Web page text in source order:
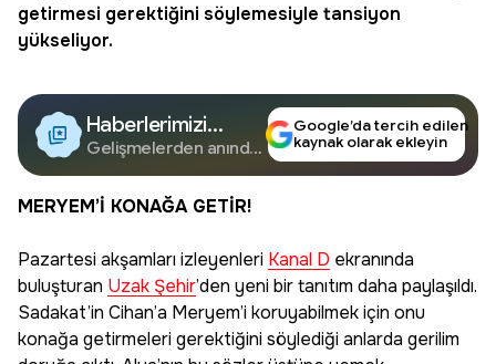
getirmesi gerektiğini söylemesiyle tansiyon
yükseliyor.
Haberlerimizi
Google'da Takip
Edin
Gelişmelerden anında
Google’da tercih edilen
kaynak olarak ekleyin
MERYEM’İ KONAĞA GETİR!
Pazartesi akşamları izleyenleri Kanal D ekranında
buluşturan Uzak Şehir’den yeni bir tanıtım daha paylaşıldı.
Sadakat’in Cihan’a Meryem’i koruyabilmek için onu
konağa getirmeleri gerektiğini söylediği anlarda gerilim